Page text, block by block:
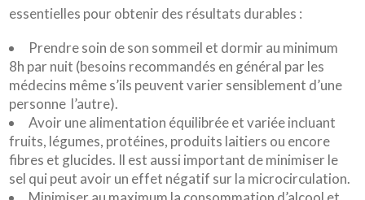
essentielles pour obtenir des résultats durables :
Prendre soin de son sommeil et dormir au minimum
8h par nuit (besoins recommandés en général par les
médecins même s’ils peuvent varier sensiblement d’une
personne l’autre).
Avoir une alimentation équilibrée et variée incluant
fruits, légumes, protéines, produits laitiers ou encore
fibres et glucides. Il est aussi important de minimiser le
sel qui peut avoir un effet négatif sur la microcirculation.